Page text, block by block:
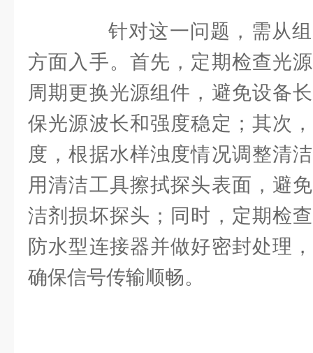
针对这一问题，需从组
方面入手。首先，定期检查光
周期更换光源组件，避免设备
保光源波长和强度稳定；其次
度，根据水样浊度情况调整清
用清洁工具擦拭探头表面，避
洁剂损坏探头；同时，定期检
防水型连接器并做好密封处理
确保信号传输顺畅。